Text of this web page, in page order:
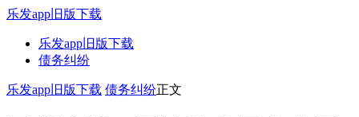
乐发app旧版下载
乐发app旧版下载
债务纠纷
乐发app旧版下载 债务纠纷正文